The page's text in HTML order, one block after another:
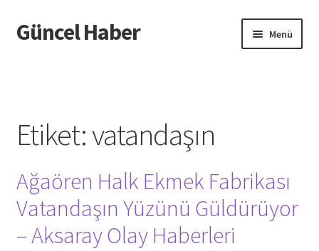
Dolaşıma
geç
İçeriğe
geç
Güncel Haber Menü
Etiket:vatandaşın
Ağaören Halk Ekmek Fabrikası
Vatandaşın Yüzünü Güldürüyor
– Aksaray Olay Haberleri